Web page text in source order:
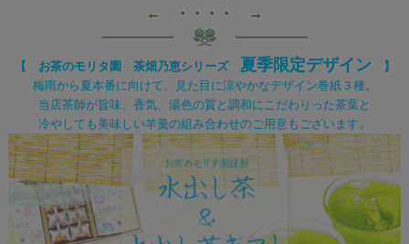
← ・・・・ →
【 お茶のモリタ園 茶畑乃恵シリーズ 夏季限定デザイン 】
梅雨から夏本番に向けて、見た目に涼やかなデザイン巻紙３種。
当店茶師が旨味、香気、湯色の質と調和にこだわりった茶葉と
冷やしても美味しい羊羹の組み合わせのご用意もございます。